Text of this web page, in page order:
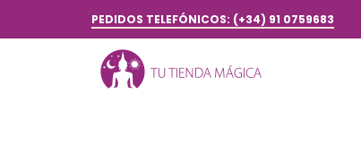
PEDIDOS TELEFÓNICOS: (+34) 91 0759683